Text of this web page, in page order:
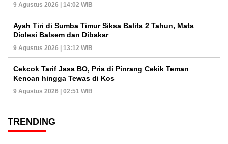
9 Agustus 2026 | 14:02 WIB
Ayah Tiri di Sumba Timur Siksa Balita 2 Tahun, Mata
Diolesi Balsem dan Dibakar
9 Agustus 2026 | 13:12 WIB
Cekcok Tarif Jasa BO, Pria di Pinrang Cekik Teman
Kencan hingga Tewas di Kos
9 Agustus 2026 | 02:51 WIB
TRENDING